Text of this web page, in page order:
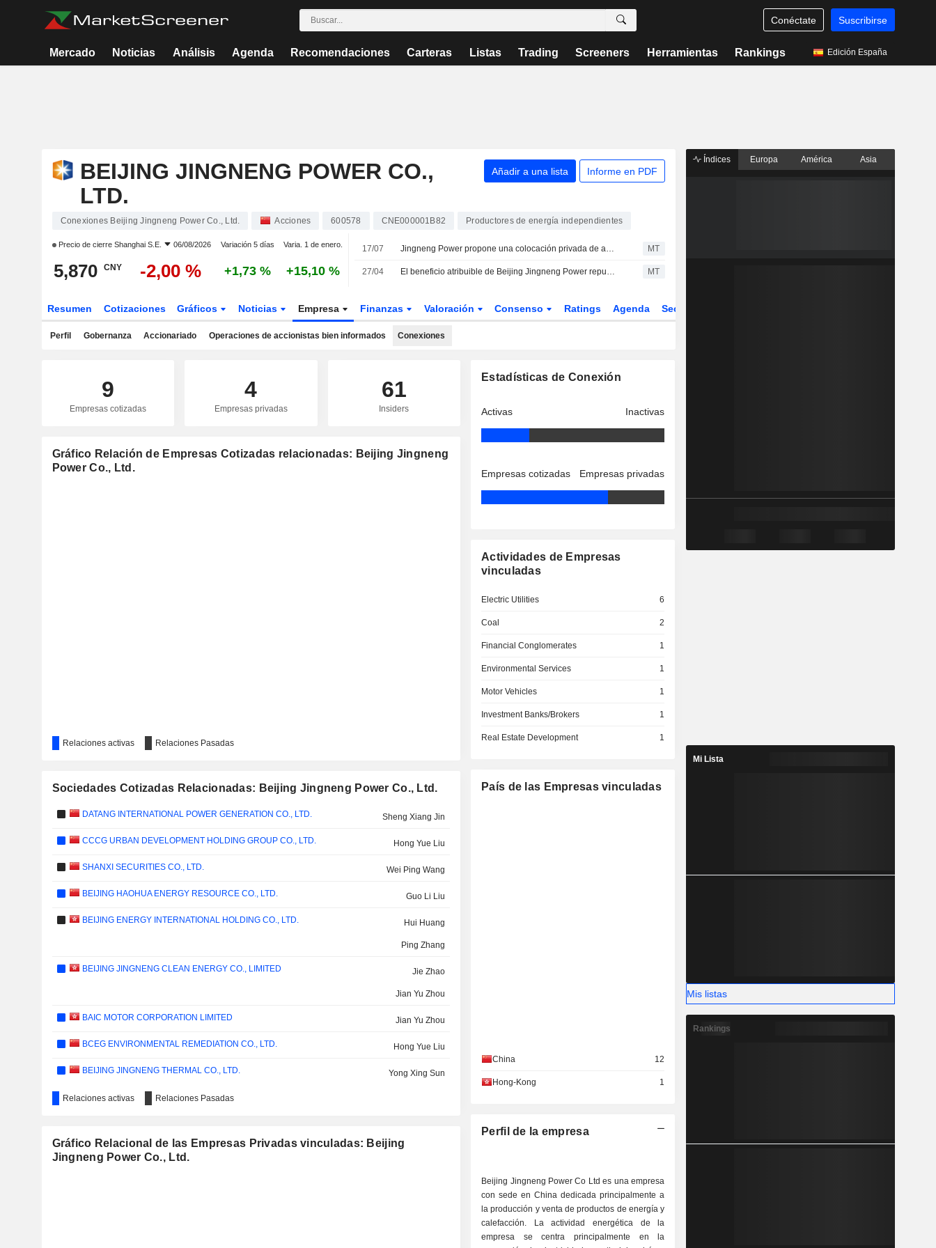
Conéctate Suscribirse
Mercado Noticias Análisis Agenda Recomendaciones Carteras Listas Trading Screeners Herramientas Rankings Edición España
BEIJING JINGNENG POWER CO.,
LTD.
Añadir a una lista Informe en PDF
Conexiones Beijing Jingneng Power Co., Ltd. Acciones 600578 CNE000001B82 Productores de energía independientes
Precio de cierre Shanghai S.E. 06/08/2026 Variación 5 días Varia. 1 de enero.
5,870 CNY -2,00 % +1,73 % +15,10 %
17/07 Jingneng Power propone una colocación privada de acciones MT
27/04 El beneficio atribuible de Beijing Jingneng Power repunta ligeramente en el primer trimestre MT
Resumen Cotizaciones Gráficos Noticias Empresa Finanzas Valoración Consenso Ratings Agenda Sector
Perfil Gobernanza Accionariado Operaciones de accionistas bien informados Conexiones
9
Empresas cotizadas
4
Empresas privadas
61
Insiders
Gráfico Relación de Empresas Cotizadas relacionadas: Beijing Jingneng
Power Co., Ltd.
Relaciones activas Relaciones Pasadas
Sociedades Cotizadas Relacionadas: Beijing Jingneng Power Co., Ltd.
DATANG INTERNATIONAL POWER GENERATION CO., LTD. Sheng Xiang Jin
CCCG URBAN DEVELOPMENT HOLDING GROUP CO., LTD. Hong Yue Liu
SHANXI SECURITIES CO., LTD. Wei Ping Wang
BEIJING HAOHUA ENERGY RESOURCE CO., LTD. Guo Li Liu
BEIJING ENERGY INTERNATIONAL HOLDING CO., LTD. Hui Huang
Ping Zhang
BEIJING JINGNENG CLEAN ENERGY CO., LIMITED Jie Zhao
Jian Yu Zhou
BAIC MOTOR CORPORATION LIMITED Jian Yu Zhou
BCEG ENVIRONMENTAL REMEDIATION CO., LTD. Hong Yue Liu
BEIJING JINGNENG THERMAL CO., LTD. Yong Xing Sun
Relaciones activas Relaciones Pasadas
Gráfico Relacional de las Empresas Privadas vinculadas: Beijing
Jingneng Power Co., Ltd.
Estadísticas de Conexión
Activas Inactivas
Empresas cotizadas Empresas privadas
Actividades de Empresas
vinculadas
Electric Utilities 6
Coal 2
Financial Conglomerates 1
Environmental Services 1
Motor Vehicles 1
Investment Banks/Brokers 1
Real Estate Development 1
País de las Empresas vinculadas
China 12
Hong-Kong 1
Perfil de la empresa
Beijing Jingneng Power Co Ltd es una empresa
con sede en China dedicada principalmente a
la producción y venta de productos de energía y
calefacción. La actividad energética de la
empresa se centra principalmente en la
Índices Europa América Asia
Mi Lista
Mis listas
Rankings